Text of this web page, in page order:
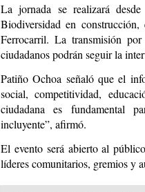
La jornada se realizará
Biodiversidad en construcción,
Ferrocarril. La transmisión
ciudadanos podrán seguir la
Patiño Ochoa señaló que el
social, competitividad,
ciudadana es fundamental
incluyente”, afirmó.
El evento será abierto al
líderes comunitarios, gremios y